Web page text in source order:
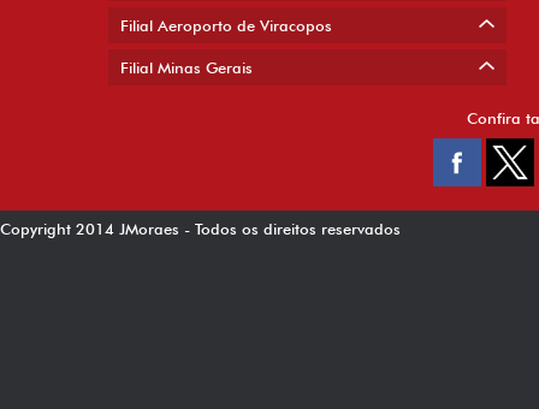
Filial Aeroporto de Viracopos
Filial Minas Gerais
Confira
Copyright 2014 JMoraes - Todos os direitos reservados